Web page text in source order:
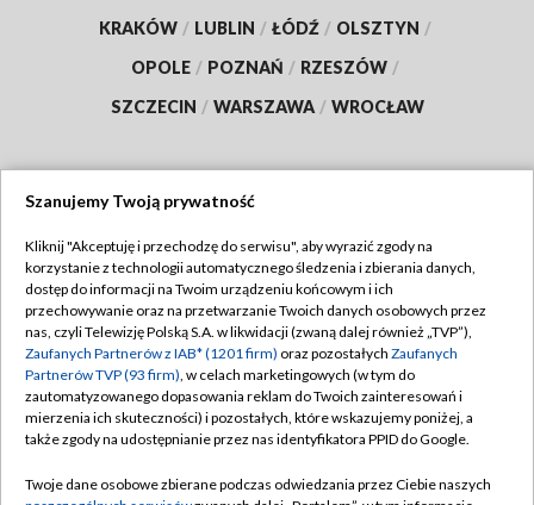
KRAKÓW / LUBLIN / ŁÓDŹ / OLSZTYN /
OPOLE / POZNAŃ / RZESZÓW /
SZCZECIN / WARSZAWA / WROCŁAW
TVP
Abonament TVP
Emisja w TVP
Centrum informacji TVP
Naziemna Telewizja Cyfrowa
Regulamin TVP
Polityka prywatności
Moje zgody
Pomoc
Szanujemy Twoją prywatność
Kliknij "Akceptuję i przechodzę do serwisu", aby wyrazić zgody na
korzystanie z technologii automatycznego śledzenia i zbierania danych,
dostęp do informacji na Twoim urządzeniu końcowym i ich
przechowywanie oraz na przetwarzanie Twoich danych osobowych przez
nas, czyli Telewizję Polską S.A. w likwidacji (zwaną dalej również „TVP”),
Zaufanych Partnerów z IAB* (1201 firm) oraz pozostałych Zaufanych
Partnerów TVP (93 firm), w celach marketingowych (w tym do
zautomatyzowanego dopasowania reklam do Twoich zainteresowań i
mierzenia ich skuteczności) i pozostałych, które wskazujemy poniżej, a
także zgody na udostępnianie przez nas identyfikatora PPID do Google.
Twoje dane osobowe zbierane podczas odwiedzania przez Ciebie naszych